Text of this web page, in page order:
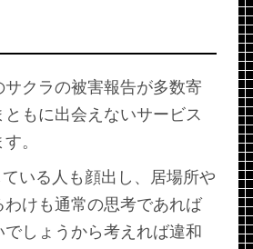
クラの被害報告が多数寄
もに出会えないサービス
。
いる人も顔出し、居場所や
わけも通常の思考であれば
しょうから考えれば違和